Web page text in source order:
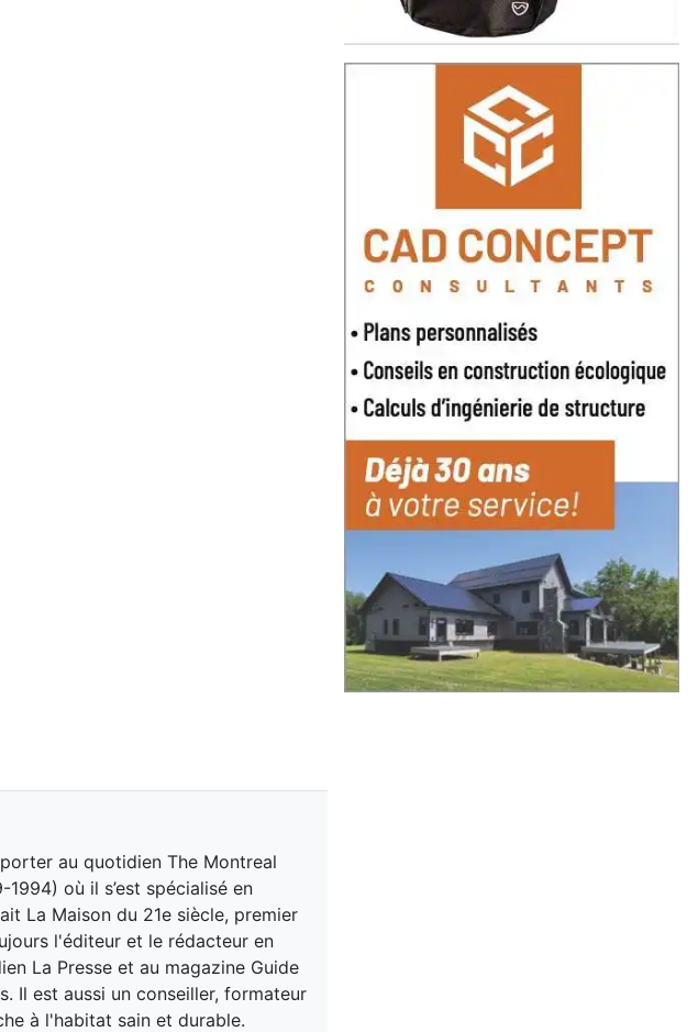
au quotidien The Montreal
où il s’est spécialisé en
La Maison du 21e siècle, premier
l'éditeur et le rédacteur en
La Presse et au magazine Guide
Il est aussi un conseiller, formateur
à l'habitat sain et durable.